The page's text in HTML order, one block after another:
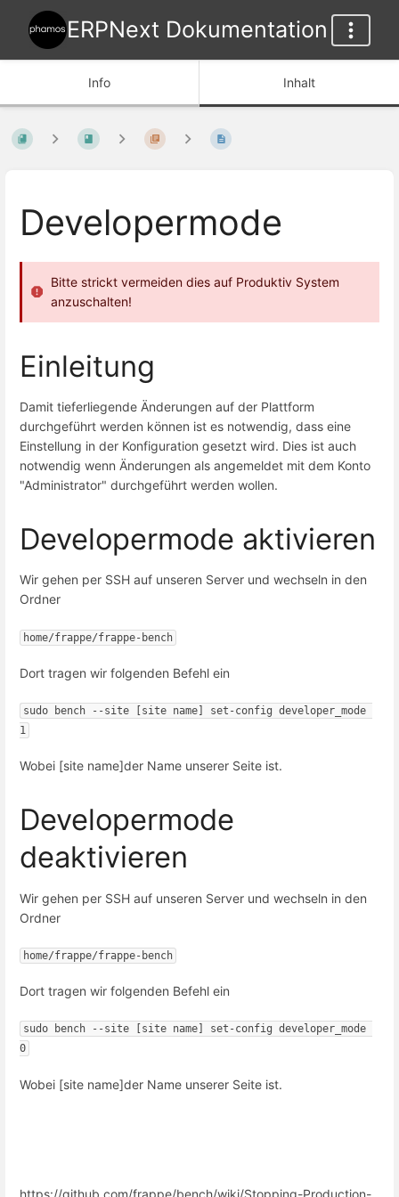
ERPNext Dokumentation
Info Inhalt
Developermode
Bitte strickt vermeiden dies auf Produktiv System
anzuschalten!
Einleitung
Damit tieferliegende Änderungen auf der Plattform
durchgeführt werden können ist es notwendig, dass eine
Einstellung in der Konfiguration gesetzt wird. Dies ist auch
notwendig wenn Änderungen als angemeldet mit dem Konto
"Administrator" durchgeführt werden wollen.
Developermode aktivieren
Wir gehen per SSH auf unseren Server und wechseln in den
Ordner
home/frappe/frappe-bench
Dort tragen wir folgenden Befehl ein
sudo bench --site [site name] set-config developer_mode
1
Wobei [site name]der Name unserer Seite ist.
Developermode
deaktivieren
Wir gehen per SSH auf unseren Server und wechseln in den
Ordner
home/frappe/frappe-bench
Dort tragen wir folgenden Befehl ein
sudo bench --site [site name] set-config developer_mode
0
Wobei [site name]der Name unserer Seite ist.